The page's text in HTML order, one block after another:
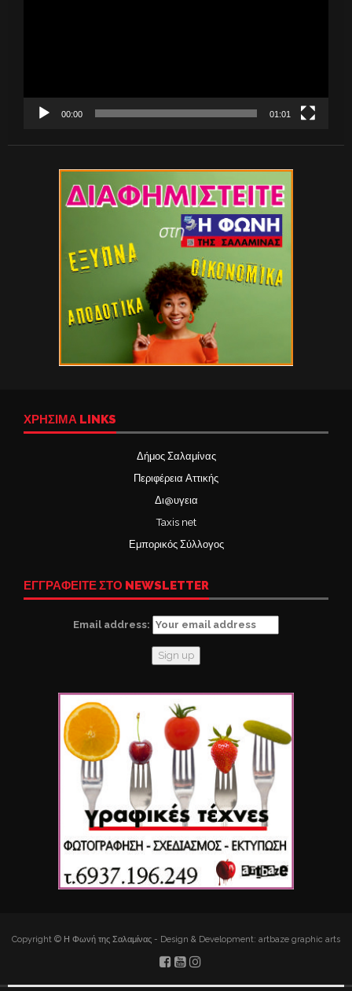
00:00 01:01
ΧΡΉΣΙΜΑ LINKS
Δήμος Σαλαμίνας
Περιφέρεια Αττικής
Δι@υγεια
Taxis net
Εμπορικός Σύλλογος
ΕΓΓΡΑΦΕΙΤΕ ΣΤΟ NEWSLETTER
Email address:
Copyright © Η Φωνή της Σαλαμίνας - Design & Development: artbaze graphic arts